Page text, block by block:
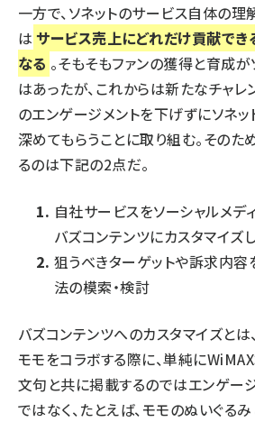
一方で、ソネットのサービス自体の理
は サービス売上にどれだけ貢献で
なる 。そもそもファンの獲得と育成
はあったが、これからは新たなチャレ
のエンゲージメントを下げずにソネ
深めてもらうことに取り組む。そのた
るのは下記の2点だ。
自社サービスをソーシャルメデ
バズコンテンツにカスタマイズ
狙うべきターゲットや訴求内
法の模索・検討
バズコンテンツへのカスタマイズとは
モモをコラボする際に、単純に
文句と共に掲載するのではエンゲー
ではなく、たとえば、モモのぬいぐる